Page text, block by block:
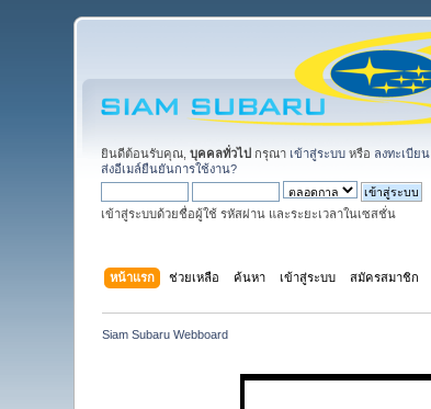
ยินดีต้อนรับคุณ,บุคคลทั่วไป กรุณา เข้าสู่ระบบ หรือ ลงทะเบียน
ส่งอีเมล์ยืนยันการใช้งาน?
เข้าสู่ระบบด้วยชื่อผู้ใช้ รหัสผ่าน และระยะเวลาในเซสชั่น
หน้าแรก ช่วยเหลือ ค้นหา เข้าสู่ระบบ สมัครสมาชิก
Siam Subaru Webboard